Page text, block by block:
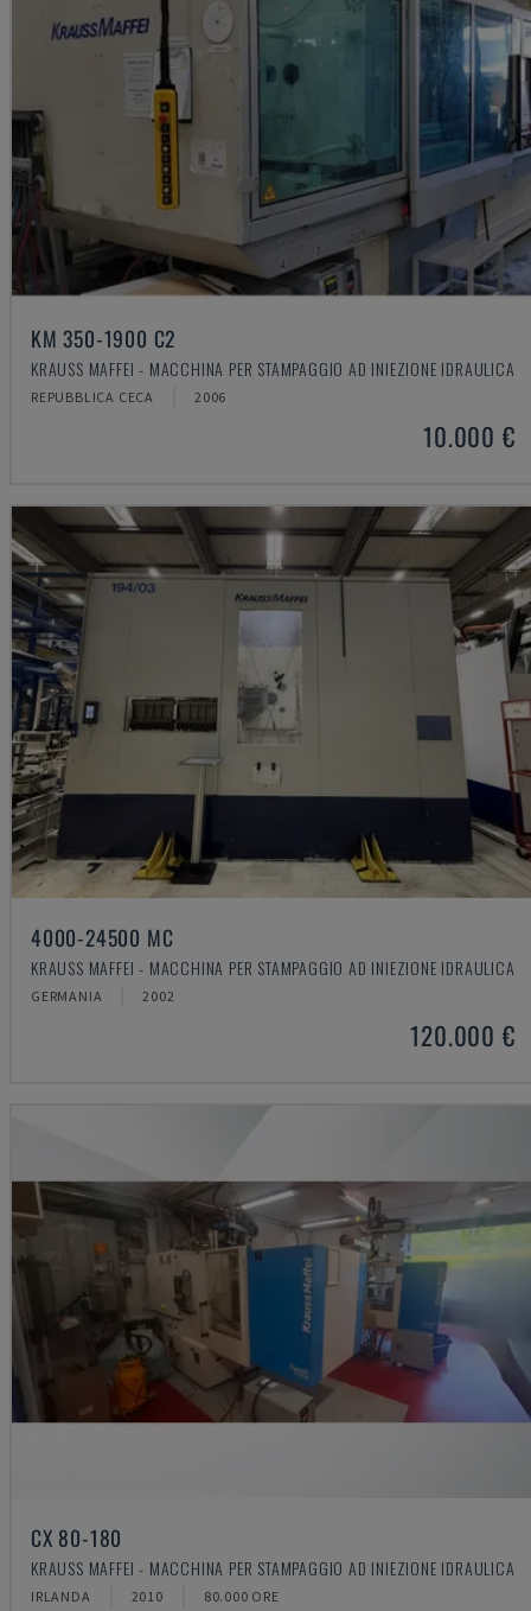
KM 350-1900 C2
KRAUSS MAFFEI - MACCHINA PER STAMPAGGIO AD INIEZIONE IDRAULICA
REPUBBLICA CECA 2006
10.000 €
4000-24500 MC
KRAUSS MAFFEI - MACCHINA PER STAMPAGGIO AD INIEZIONE IDRAULICA
GERMANIA 2002
120.000 €
CX 80-180
KRAUSS MAFFEI - MACCHINA PER STAMPAGGIO AD INIEZIONE IDRAULICA
IRLANDA 2010 80.000 ORE